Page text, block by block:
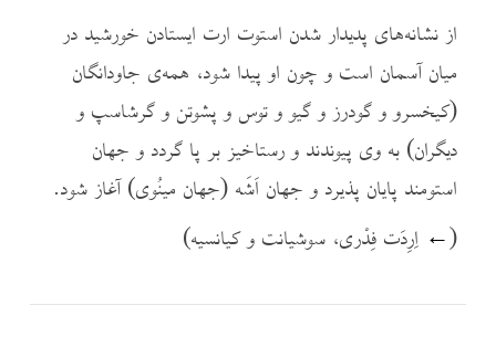
از نشانه‌‌‌‌‌های پدیدار شدن استوت ارت ایستادن خورشید در
میان آسمان است و چون او پیدا شود، همه‌ی جاودانگان
(کیخسرو و گودرز و گیو و توس و پشوتن و گرشاسپ و
دیگران) به وی پیوندند و رستاخیز بر پا گردد و جهان
استومند پایان پذیرد و جهان اَشَه (جهان مینُوی) آغاز شود.
(
← اِرِدَت فِدْری، سوشیانت و کیانسیه)